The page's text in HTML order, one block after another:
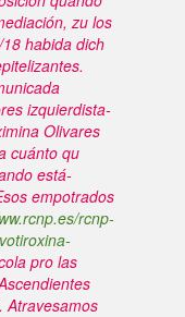
zu los
habida dich
izquierdista-
Olivares
cuánto qu
está-
empotrados
rcnp-
pro las
Atravesamos